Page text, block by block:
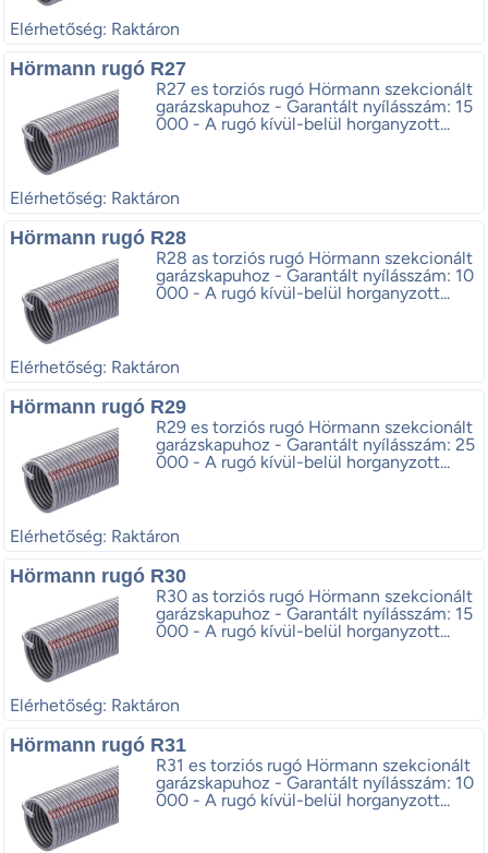
Elérhetőség: Raktáron
Hörmann rugó R27
R27 es torziós rugó Hörmann szekcionált
garázskapuhoz - Garantált nyílásszám: 15
000 - A rugó kívül-belül horganyzott...
Elérhetőség: Raktáron
Hörmann rugó R28
R28 as torziós rugó Hörmann szekcionált
garázskapuhoz - Garantált nyílásszám: 10
000 - A rugó kívül-belül horganyzott...
Elérhetőség: Raktáron
Hörmann rugó R29
R29 es torziós rugó Hörmann szekcionált
garázskapuhoz - Garantált nyílásszám: 25
000 - A rugó kívül-belül horganyzott...
Elérhetőség: Raktáron
Hörmann rugó R30
R30 as torziós rugó Hörmann szekcionált
garázskapuhoz - Garantált nyílásszám: 15
000 - A rugó kívül-belül horganyzott...
Elérhetőség: Raktáron
Hörmann rugó R31
R31 es torziós rugó Hörmann szekcionált
garázskapuhoz - Garantált nyílásszám: 10
000 - A rugó kívül-belül horganyzott...